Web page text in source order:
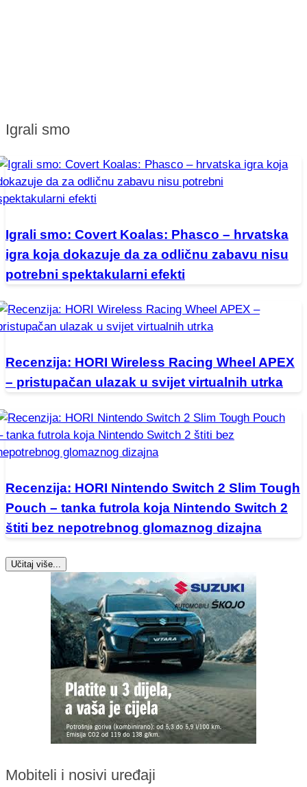
Igrali smo
Igrali smo: Covert Koalas: Phasco – hrvatska
igra koja dokazuje da za odličnu zabavu nisu
potrebni spektakularni efekti
Recenzija: HORI Wireless Racing Wheel APEX
– pristupačan ulazak u svijet virtualnih utrka
Recenzija: HORI Nintendo Switch 2 Slim Tough
Pouch – tanka futrola koja Nintendo Switch 2
štiti bez nepotrebnog glomaznog dizajna
Učitaj više...
Mobiteli i nosivi uređaji